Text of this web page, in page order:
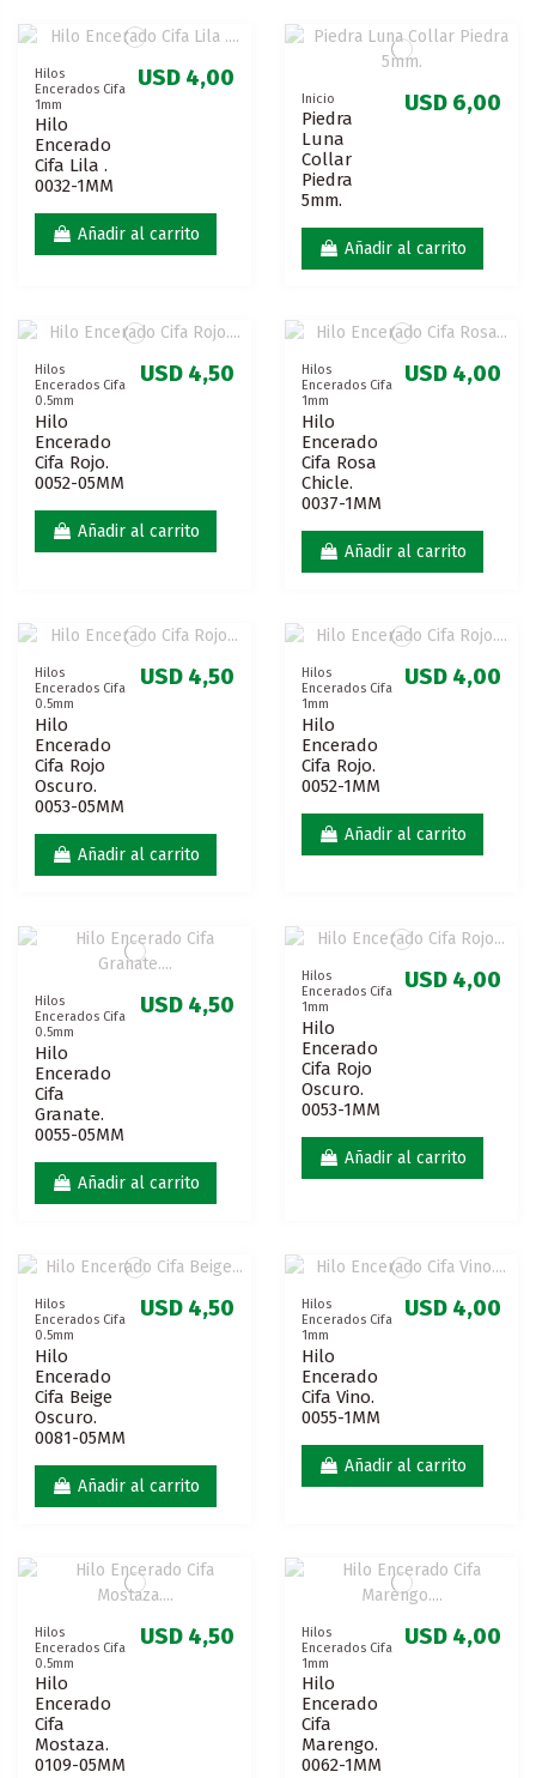
Hilos
Encerados Cifa
1mm
Hilo
Encerado
Cifa Lila .
0032-1MM
USD 4,00
Añadir al carrito
Inicio
Piedra
Luna
Collar
Piedra
5mm.
USD 6,00
Añadir al carrito
Hilos
Encerados Cifa
0.5mm
Hilo
Encerado
Cifa Rojo.
0052-05MM
USD 4,50
Añadir al carrito
Hilos
Encerados Cifa
1mm
Hilo
Encerado
Cifa Rosa
Chicle.
0037-1MM
USD 4,00
Añadir al carrito
Hilos
Encerados Cifa
0.5mm
Hilo
Encerado
Cifa Rojo
Oscuro.
0053-05MM
USD 4,50
Añadir al carrito
Hilos
Encerados Cifa
1mm
Hilo
Encerado
Cifa Rojo.
0052-1MM
USD 4,00
Añadir al carrito
Hilos
Encerados Cifa
0.5mm
Hilo
Encerado
Cifa
Granate.
0055-05MM
USD 4,50
Añadir al carrito
Hilos
Encerados Cifa
1mm
Hilo
Encerado
Cifa Rojo
Oscuro.
0053-1MM
USD 4,00
Añadir al carrito
Hilos
Encerados Cifa
0.5mm
Hilo
Encerado
Cifa Beige
Oscuro.
0081-05MM
USD 4,50
Añadir al carrito
Hilos
Encerados Cifa
1mm
Hilo
Encerado
Cifa Vino.
0055-1MM
USD 4,00
Añadir al carrito
Hilos
Encerados Cifa
0.5mm
Hilo
Encerado
Cifa
Mostaza.
0109-05MM
USD 4,50
Hilos
Encerados Cifa
1mm
Hilo
Encerado
Cifa
Marengo.
0062-1MM
USD 4,00